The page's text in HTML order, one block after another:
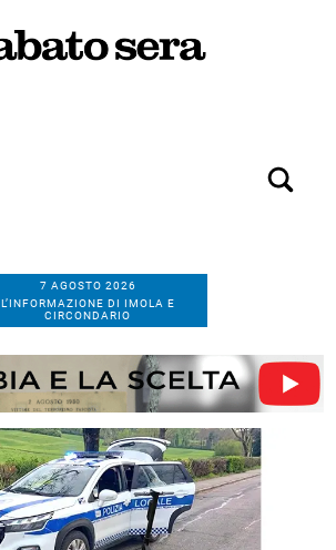
7 AGOSTO 2026
L’INFORMAZIONE DI IMOLA E
CIRCONDARIO